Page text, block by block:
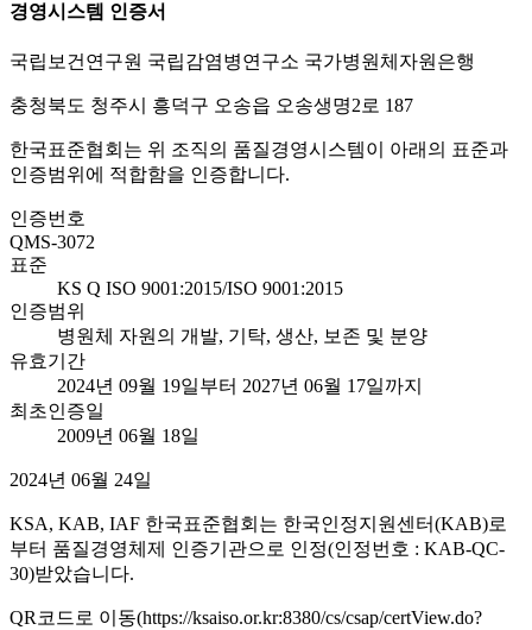
경영시스템 인증서
국립보건연구원 국립감염병연구소 국가병원체자원은행
충청북도 청주시 흥덕구 오송읍 오송생명2로 187
한국표준협회는 위 조직의 품질경영시스템이 아래의 표준과
인증범위에 적합함을 인증합니다.
인증번호
QMS-3072
표준
KS Q ISO 9001:2015/ISO 9001:2015
인증범위
병원체 자원의 개발, 기탁, 생산, 보존 및 분양
유효기간
2024년 09월 19일부터 2027년 06월 17일까지
최초인증일
2009년 06월 18일
2024년 06월 24일
KSA, KAB, IAF 한국표준협회는 한국인정지원센터(KAB)로
부터 품질경영체제 인증기관으로 인정(인정번호 : KAB-QC-
30)받았습니다.
QR코드로 이동(https://ksaiso.or.kr:8380/cs/csap/certView.do?